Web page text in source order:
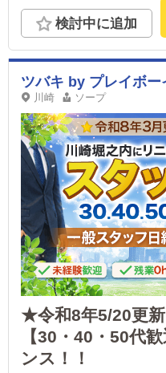
検討中に追加
ツバキ by プレイボー
川崎 ソープ
★令和8年5/20更
【30・40・50代
ンス！！